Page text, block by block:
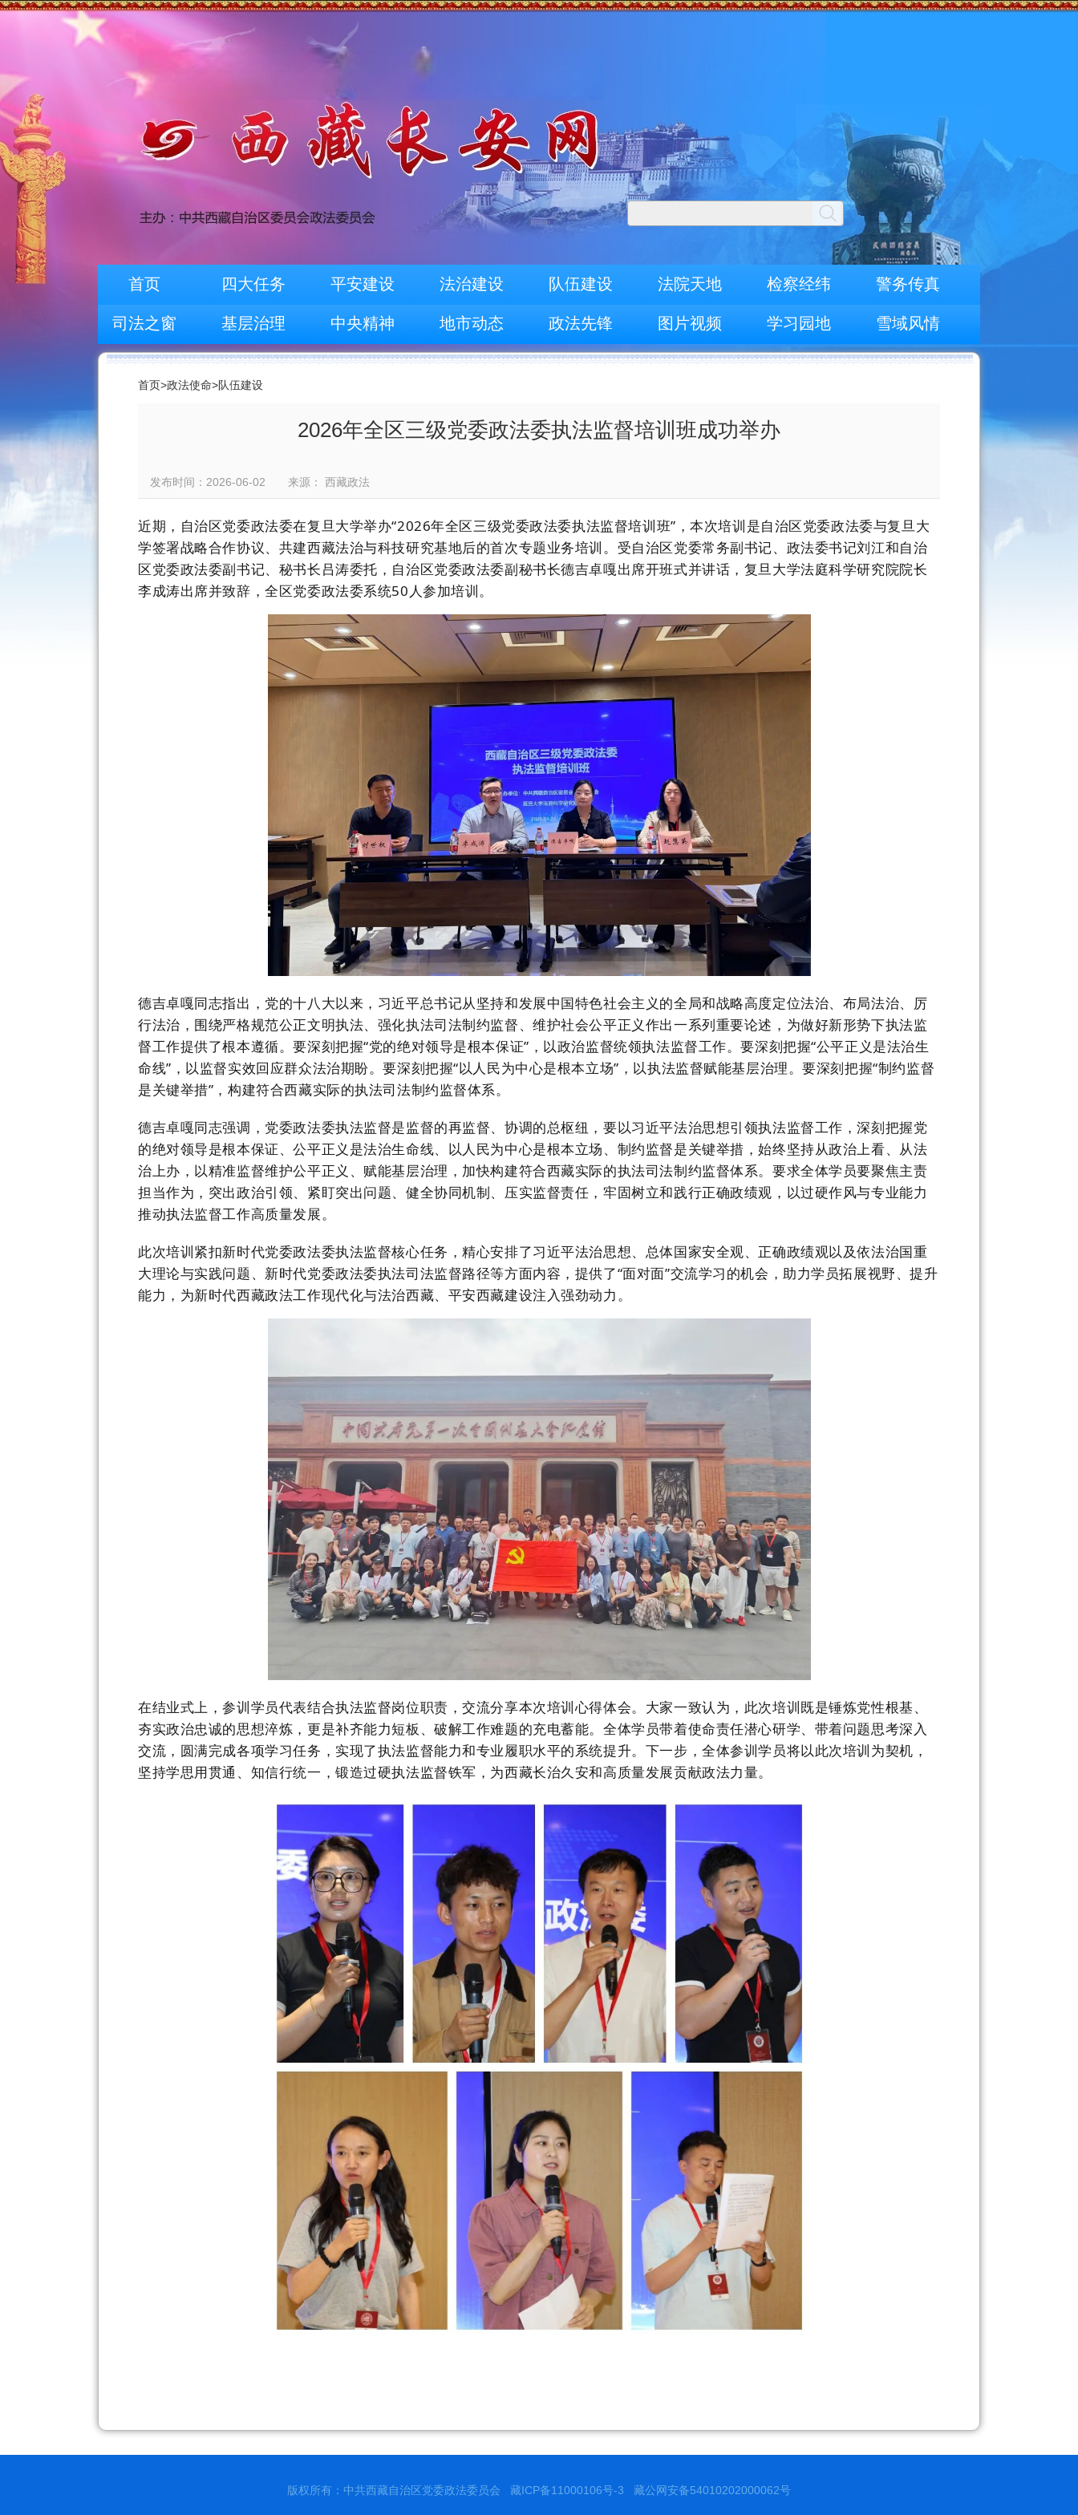
首页 四大任务 平安建设 法治建设 队伍建设 法院天地 检察经纬 警务传真
司法之窗 基层治理 中央精神 地市动态 政法先锋 图片视频 学习园地 雪域风情
首页>政法使命>队伍建设
2026年全区三级党委政法委执法监督培训班成功举办
发布时间：2026-06-02 来源： 西藏政法
近期，自治区党委政法委在复旦大学举办“2026年全区三级党委政法委执法监督培训班”，本次培训是自治区党委政法委与复旦大
学签署战略合作协议、共建西藏法治与科技研究基地后的首次专题业务培训。受自治区党委常务副书记、政法委书记刘江和自治
区党委政法委副书记、秘书长吕涛委托，自治区党委政法委副秘书长德吉卓嘎出席开班式并讲话，复旦大学法庭科学研究院院长
李成涛出席并致辞，全区党委政法委系统50人参加培训。
德吉卓嘎同志指出，党的十八大以来，习近平总书记从坚持和发展中国特色社会主义的全局和战略高度定位法治、布局法治、厉
行法治，围绕严格规范公正文明执法、强化执法司法制约监督、维护社会公平正义作出一系列重要论述，为做好新形势下执法监
督工作提供了根本遵循。要深刻把握“党的绝对领导是根本保证”，以政治监督统领执法监督工作。要深刻把握“公平正义是法治生
命线”，以监督实效回应群众法治期盼。要深刻把握“以人民为中心是根本立场”，以执法监督赋能基层治理。要深刻把握“制约监督
是关键举措”，构建符合西藏实际的执法司法制约监督体系。
德吉卓嘎同志强调，党委政法委执法监督是监督的再监督、协调的总枢纽，要以习近平法治思想引领执法监督工作，深刻把握党
的绝对领导是根本保证、公平正义是法治生命线、以人民为中心是根本立场、制约监督是关键举措，始终坚持从政治上看、从法
治上办，以精准监督维护公平正义、赋能基层治理，加快构建符合西藏实际的执法司法制约监督体系。要求全体学员要聚焦主责
担当作为，突出政治引领、紧盯突出问题、健全协同机制、压实监督责任，牢固树立和践行正确政绩观，以过硬作风与专业能力
推动执法监督工作高质量发展。
此次培训紧扣新时代党委政法委执法监督核心任务，精心安排了习近平法治思想、总体国家安全观、正确政绩观以及依法治国重
大理论与实践问题、新时代党委政法委执法司法监督路径等方面内容，提供了“面对面”交流学习的机会，助力学员拓展视野、提升
能力，为新时代西藏政法工作现代化与法治西藏、平安西藏建设注入强劲动力。
在结业式上，参训学员代表结合执法监督岗位职责，交流分享本次培训心得体会。大家一致认为，此次培训既是锤炼党性根基、
夯实政治忠诚的思想淬炼，更是补齐能力短板、破解工作难题的充电蓄能。全体学员带着使命责任潜心研学、带着问题思考深入
交流，圆满完成各项学习任务，实现了执法监督能力和专业履职水平的系统提升。下一步，全体参训学员将以此次培训为契机，
坚持学思用贯通、知信行统一，锻造过硬执法监督铁军，为西藏长治久安和高质量发展贡献政法力量。
版权所有：中共西藏自治区党委政法委员会 藏ICP备11000106号-3 藏公网安备54010202000062号